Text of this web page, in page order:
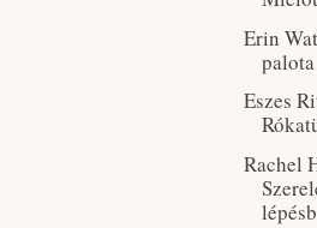
Erin
palota
Eszes
Rachel